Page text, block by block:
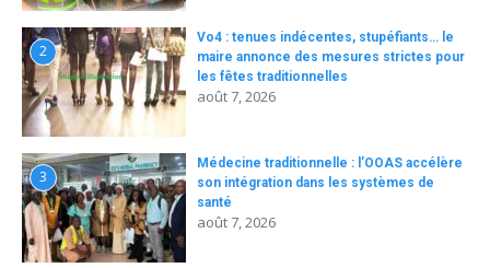
2
Vo4 : tenues indécentes, stupéfiants… le
maire annonce des mesures strictes pour
les fêtes traditionnelles
août 7, 2026
3
Médecine traditionnelle : l’OOAS accélère
son intégration dans les systèmes de
santé
août 7, 2026